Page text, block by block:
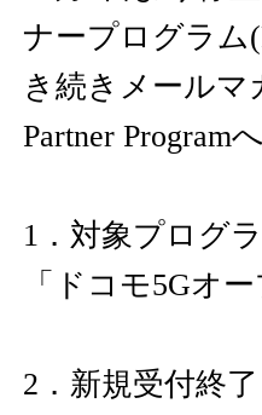
ナープログラム
き続きメール
Partner
1．対象プログ
「ドコモ5Gオ
2．新規受付終了